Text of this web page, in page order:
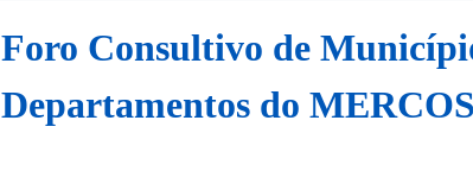
Foro Consultivo de
Departamentos do